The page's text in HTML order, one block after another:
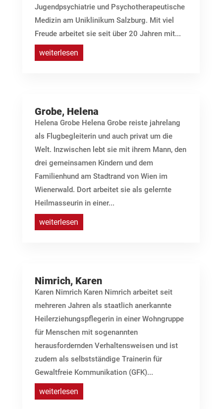
Jugendpsychiatrie und Psychotherapeutische
Medizin am Uniklinikum Salzburg. Mit viel
Freude arbeitet sie seit über 20 Jahren mit...
weiterlesen
Grobe, Helena
Helena Grobe Helena Grobe reiste jahrelang
als Flugbegleiterin und auch privat um die
Welt. Inzwischen lebt sie mit ihrem Mann, den
drei gemeinsamen Kindern und dem
Familienhund am Stadtrand von Wien im
Wienerwald. Dort arbeitet sie als gelernte
Heilmasseurin in einer...
weiterlesen
Nimrich, Karen
Karen Nimrich Karen Nimrich arbeitet seit
mehreren Jahren als staatlich anerkannte
Heilerziehungspflegerin in einer Wohngruppe
für Menschen mit sogenannten
herausfordernden Verhaltensweisen und ist
zudem als selbstständige Trainerin für
Gewaltfreie Kommunikation (GFK)...
weiterlesen